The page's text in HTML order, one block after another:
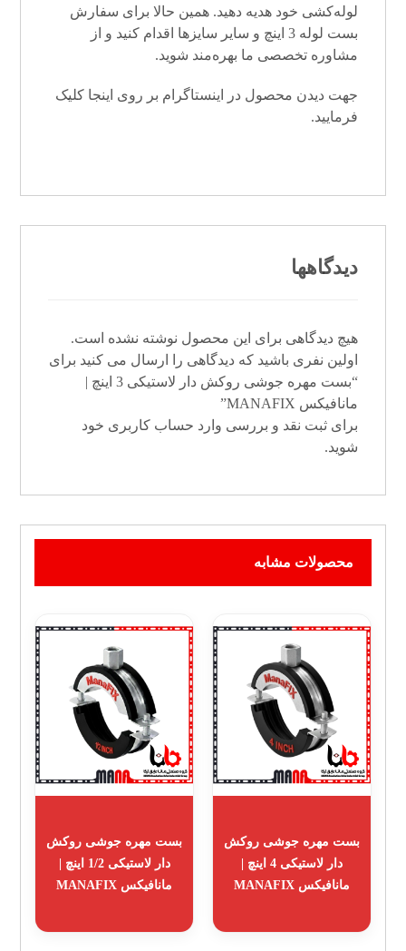
لوله‌کشی خود هدیه دهید. همین حالا برای سفارش
بست لوله 3 اینچ و سایر سایزها اقدام کنید و از
مشاوره تخصصی ما بهره‌مند شوید.
جهت دیدن محصول در اینستاگرام بر روی اینجا کلیک
فرمایید.
دیدگاهها
هیچ دیدگاهی برای این محصول نوشته نشده است.
اولین نفری باشید که دیدگاهی را ارسال می کنید برای
“بست مهره جوشی روکش دار لاستیکی 3 اینچ |
مانافیکس MANAFIX”
برای ثبت نقد و بررسی وارد حساب کاربری خود
شوید.
محصولات مشابه
بست مهره جوشی روکش
دار لاستیکی 4 اینچ |
مانافیکس MANAFIX
بست مهره جوشی روکش
دار لاستیکی 1/2 اینچ |
مانافیکس MANAFIX